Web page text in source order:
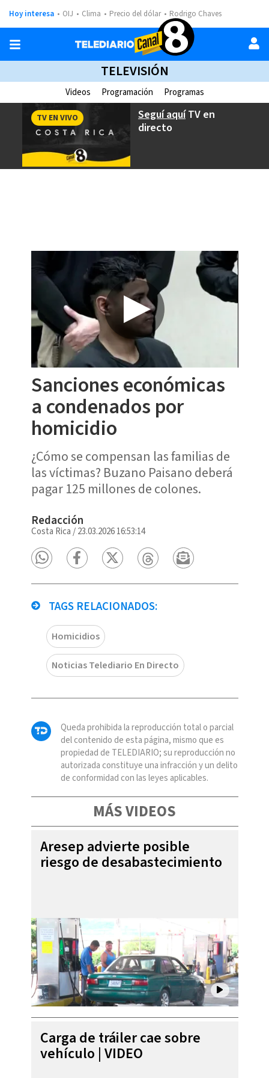
Hoy interesa OIJ Clima Precio del dólar Rodrigo Chaves
TELEVISIÓN
Videos Programación Programas
Seguí aquíTV en
directo
TV EN VIVO
Sanciones económicas
a condenados por
homicidio
¿Cómo se compensan las familias de
las víctimas? Buzano Paisano deberá
pagar 125 millones de colones.
Redacción
Costa Rica /23.03.2026 16:53:14
TAGS RELACIONADOS:
Homicidios
Noticias Telediario En Directo
Queda prohibida la reproducción total o parcial
del contenido de esta página, mismo que es
propiedad de TELEDIARIO; su reproducción no
autorizada constituye una infracción y un delito
de conformidad con las leyes aplicables.
MÁS VIDEOS
Aresep advierte posible
riesgo de desabastecimiento
Carga de tráiler cae sobre
vehículo | VIDEO